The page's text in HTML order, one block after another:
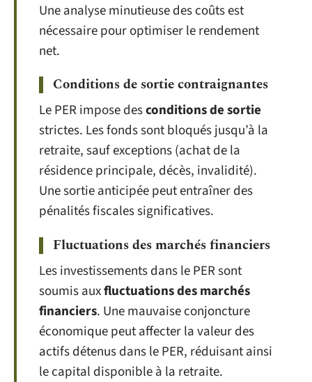
Une analyse minutieuse des coûts est
nécessaire pour optimiser le rendement
net.
Conditions de sortie contraignantes
Le PER impose desconditions de sortie
strictes. Les fonds sont bloqués jusqu’à la
retraite, sauf exceptions (achat de la
résidence principale, décès, invalidité).
Une sortie anticipée peut entraîner des
pénalités fiscales significatives.
Fluctuations des marchés financiers
Les investissements dans le PER sont
soumis auxfluctuations des marchés
financiers. Une mauvaise conjoncture
économique peut affecter la valeur des
actifs détenus dans le PER, réduisant ainsi
le capital disponible à la retraite.